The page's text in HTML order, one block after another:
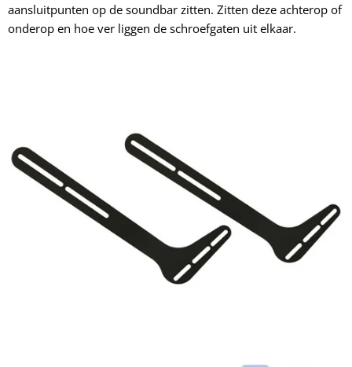
aansluitpunten op de soundbar zitten. Zitten deze achterop of
onderop en hoe ver liggen de schroefgaten uit elkaar.